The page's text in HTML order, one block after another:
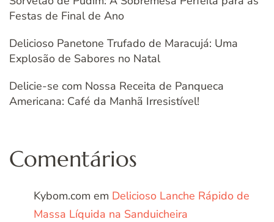
Festas de Final de Ano
Delicioso Panetone Trufado de Maracujá: Uma
Explosão de Sabores no Natal
Delicie-se com Nossa Receita de Panqueca
Americana: Café da Manhã Irresistível!
Comentários
Kybom.com em Delicioso Lanche Rápido de
Massa Líquida na Sanduicheira